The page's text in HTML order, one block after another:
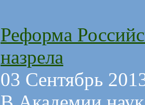
Реформа
назрела
03 Сентябрь